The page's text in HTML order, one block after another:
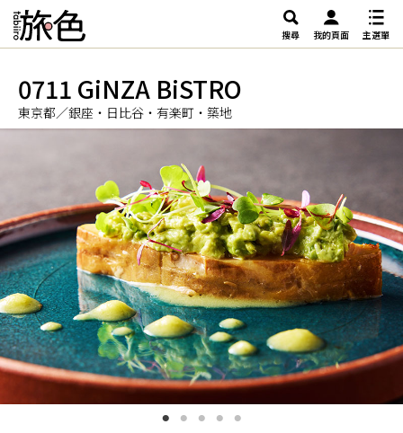
搜尋 我的頁面 主選單
0711 GiNZA BiSTRO
東京都／銀座・日比谷・有楽町・築地